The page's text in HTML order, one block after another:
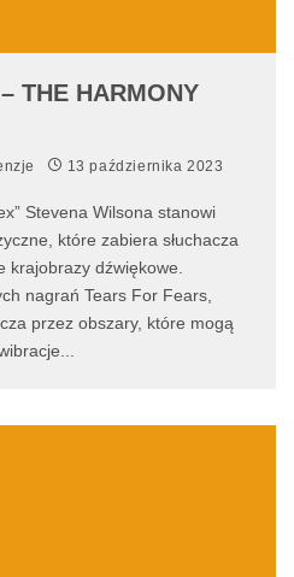
THE HARMONY
13 października 2023
Stevena Wilsona stanowi
które zabiera słuchacza
dźwiękowe.
nagrań Tears For Fears,
przez obszary, które mogą